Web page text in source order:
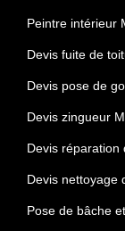
Peintre intérieur
Devis fuite de
Devis pose de
Devis zingueur
Devis réparation
Devis nettoyage
Pose de bâche